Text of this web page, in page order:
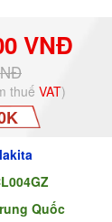
VNĐ
thuế VAT)
Quốc